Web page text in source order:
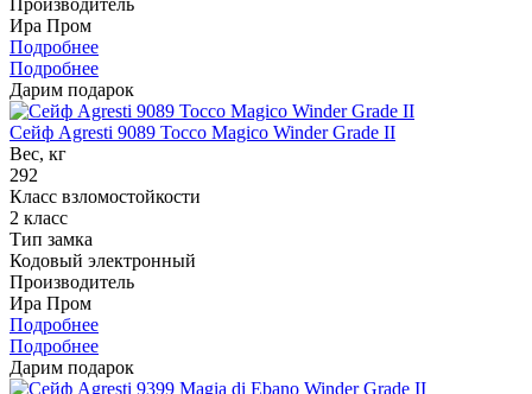
Ира Пром
Подробнее
Подробнее
Дарим подарок
Сейф Agresti 9089 Tocсo Magico Winder Grade II
Вес, кг
292
Класс взломостойкости
2 класс
Тип замка
Кодовый электронный
Производитель
Ира Пром
Подробнее
Подробнее
Дарим подарок